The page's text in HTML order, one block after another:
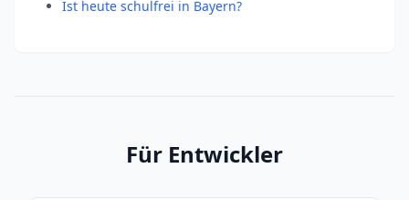
Ist heute schulfrei in Bayern?
Für Entwickler